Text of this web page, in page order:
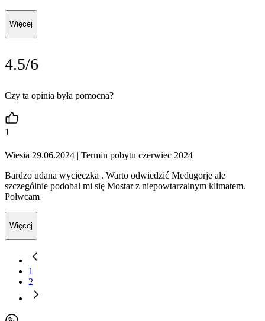
Więcej
4.5/6
Czy ta opinia była pomocna?
1
Wiesia 29.06.2024 | Termin pobytu czerwiec 2024
Bardzo udana wycieczka . Warto odwiedzić Medugorje ale
szczególnie podobał mi się Mostar z niepowtarzalnym klimatem.
Polwcam
Więcej
1
2